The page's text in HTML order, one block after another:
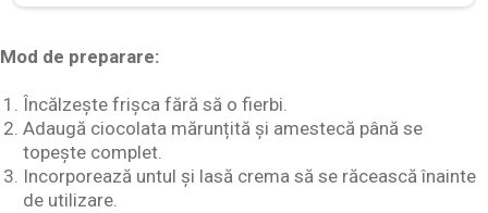
Mod de preparare:
Încălzește frișca fără să o fierbi.
Adaugă ciocolata mărunțită și amestecă până se
topește complet.
Incorporează untul și lasă crema să se răcească înainte
de utilizare.